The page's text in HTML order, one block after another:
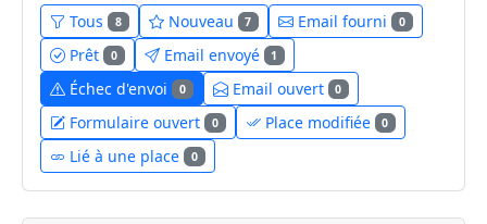
Tous 8 Nouveau 7 Email fourni 0
Prêt 0 Email envoyé 1
Échec d'envoi 0 Email ouvert 0
Formulaire ouvert 0 Place modifiée 0
Lié à une place 0